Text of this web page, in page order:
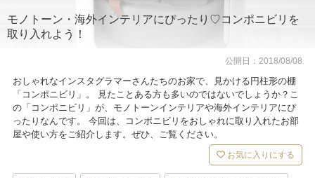
モノトーン・海外インテリアにぴったり♡コンポニビリを
取り入れよう！
公開日：2018/08/08
おしゃれなインスタグラマーさんたちのお家で、見かける円柱形の棚
「コンポニビリ」。 見たことある方も多いのではないでしょうか？こ
の「コンポニビリ」が、モノトーンインテリアや海外インテリアにぴ
ったりなんです。 今回は、コンポニビリをおしゃれに取り入れたお部
屋や使い方をご紹介します。ぜひ、ご覧ください。
お気に入りにする